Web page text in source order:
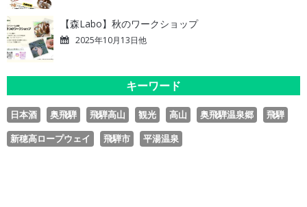
【森Labo】秋のワークショップ
2025年10月13日他
キーワード
日本酒 奥飛騨 飛騨高山 観光 高山 奥飛騨温泉郷
飛騨
新穂高ロープウェイ
飛騨市 平湯温泉